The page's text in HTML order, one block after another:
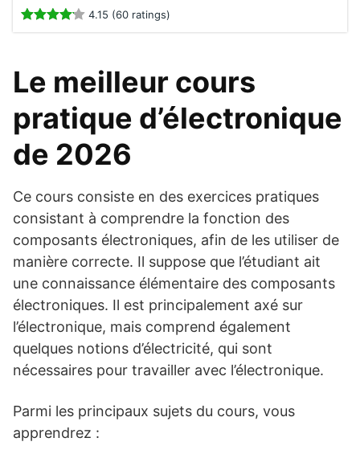
4.15 (60 ratings)
Le meilleur cours
pratique d’électronique
de 2026
Ce cours consiste en des exercices pratiques
consistant à comprendre la fonction des
composants électroniques, afin de les utiliser de
manière correcte. Il suppose que l’étudiant ait
une connaissance élémentaire des composants
électroniques. Il est principalement axé sur
l’électronique, mais comprend également
quelques notions d’électricité, qui sont
nécessaires pour travailler avec l’électronique.
Parmi les principaux sujets du cours, vous
apprendrez :